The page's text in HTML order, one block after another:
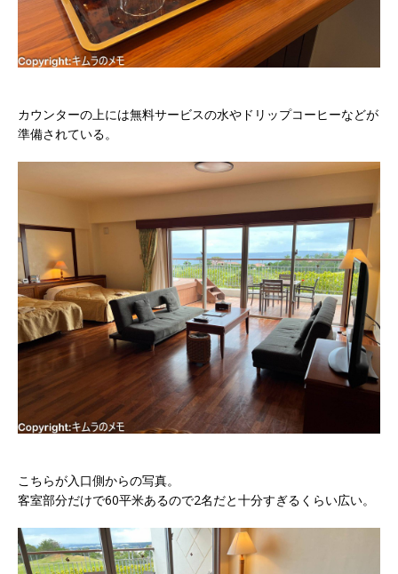
カウンターの上には無料サービスの水やドリップコーヒーなどが
準備されている。
こちらが入口側からの写真。
客室部分だけで60平米あるので2名だと十分すぎるくらい広い。